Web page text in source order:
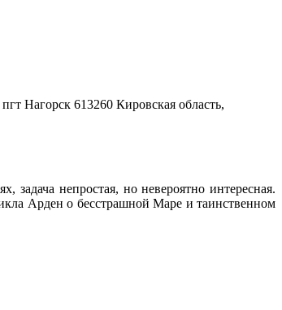
Нагорск 613260 Кировская область,
непростая, но невероятно интересная.
Арден о бесстрашной Маре и таинственном